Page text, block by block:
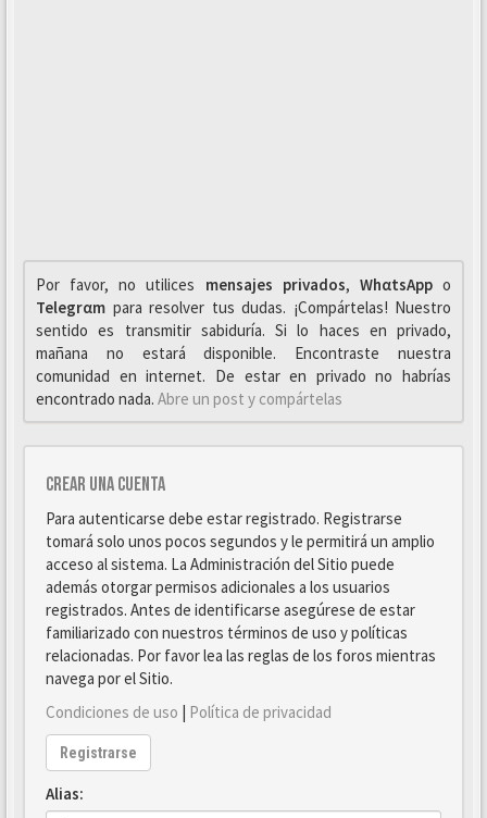
Por favor, no utilices mensajes privados, WhαtsAppo
Telegrαm para resolver tus dudas. ¡Compártelas! Nuestro
sentido es transmitir sabiduría. Si lo haces en privado,
mañana no estará disponible. Encontraste nuestra
comunidad en internet. De estar en privado no habrías
encontrado nada. Abre un post y compártelas
Crear una cuenta
Para autenticarse debe estar registrado. Registrarse
tomará solo unos pocos segundos y le permitirá un amplio
acceso al sistema. La Administración del Sitio puede
además otorgar permisos adicionales a los usuarios
registrados. Antes de identificarse asegúrese de estar
familiarizado con nuestros términos de uso y políticas
relacionadas. Por favor lea las reglas de los foros mientras
navega por el Sitio.
Condiciones de uso | Política de privacidad
Registrarse
Alias: